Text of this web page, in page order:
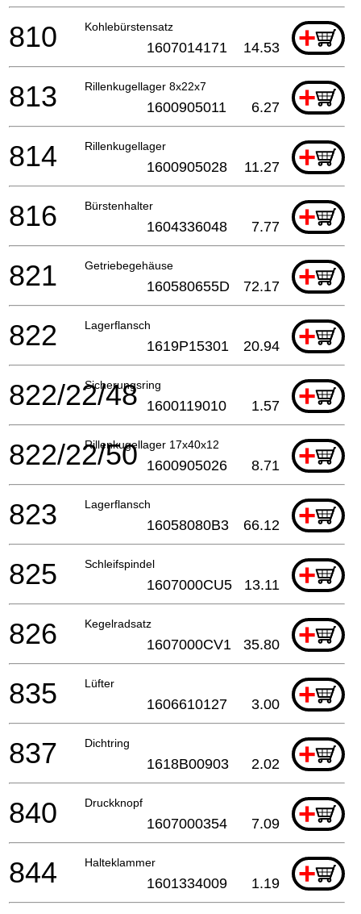
Kohlebürstensatz +
810 1607014171 14.53
Rillenkugellager 8x22x7 +
813 1600905011 6.27
Rillenkugellager +
814 1600905028 11.27
Bürstenhalter +
816 1604336048 7.77
Getriebegehäuse +
821 160580655D 72.17
Lagerflansch +
822 1619P15301 20.94
Sicherungsring +
822/22/48 1600119010 1.57
Rillenkugellager 17x40x12 +
822/22/50 1600905026 8.71
Lagerflansch +
823 16058080B3 66.12
Schleifspindel +
825 1607000CU5 13.11
Kegelradsatz +
826 1607000CV1 35.80
Lüfter +
835 1606610127 3.00
Dichtring +
837 1618B00903 2.02
Druckknopf +
840 1607000354 7.09
Halteklammer +
844 1601334009 1.19